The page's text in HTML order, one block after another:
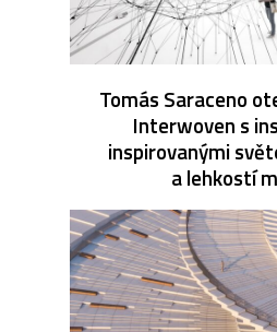
Tomás Saraceno
Interwoven s
inspirovanými
a lehkostí